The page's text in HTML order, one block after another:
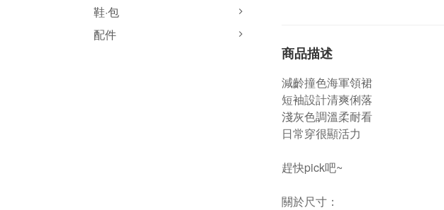
鞋·包
配件
商品描述
減齡撞色海軍領裙
短袖設計清爽俐落
淺灰色調溫柔耐看
日常穿很顯活力
趕快pick吧~
關於尺寸：